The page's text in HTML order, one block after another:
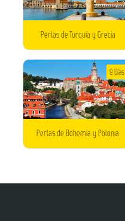
Perlas de Turquía y Grecia
Perlas de Bohemia y Polonia
9 Días